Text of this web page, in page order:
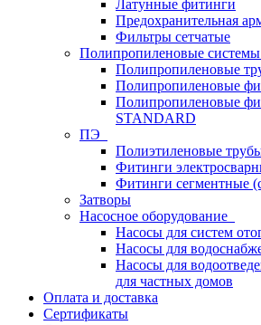
Латунные фитинги
Предохранительная
Фильтры сетчатые
Полипропиленовые системы
Полипропиленовые
Полипропиленовые
Полипропиленовые
STANDARD
ПЭ
Полиэтиленовые
Фитинги
Фитинги сегментные
Затворы
Насосное оборудование
Насосы для систем
Насосы для
Насосы для
для частных домов
Оплата и доставка
Сертификаты